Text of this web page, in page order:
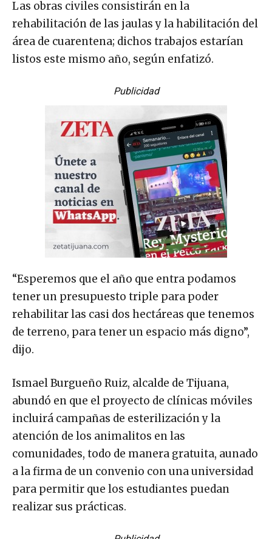
Las obras civiles consistirán en la
rehabilitación de las jaulas y la habilitación del
área de cuarentena; dichos trabajos estarían
listos este mismo año, según enfatizó.
Publicidad
“Esperemos que el año que entra podamos
tener un presupuesto triple para poder
rehabilitar las casi dos hectáreas que tenemos
de terreno, para tener un espacio más digno”,
dijo.
Ismael Burgueño Ruiz, alcalde de Tijuana,
abundó en que el proyecto de clínicas móviles
incluirá campañas de esterilización y la
atención de los animalitos en las
comunidades, todo de manera gratuita, aunado
a la firma de un convenio con una universidad
para permitir que los estudiantes puedan
realizar sus prácticas.